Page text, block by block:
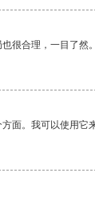
很合理，一目了然。
面。我可以使用它